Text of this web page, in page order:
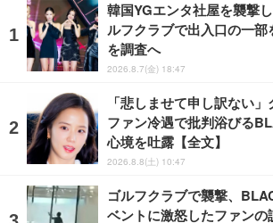
韓国YGエンタ社屋を襲撃
ルフクラブで出入口の一
を調査へ
2026.8.7(金) 18:47
「悲しませて申し訳ない
ファン冷遇で批判浴びる
心境を吐露【全文】
2026.8.8(土) 10:47
ゴルフクラブで襲撃、
ベントに激怒したファン